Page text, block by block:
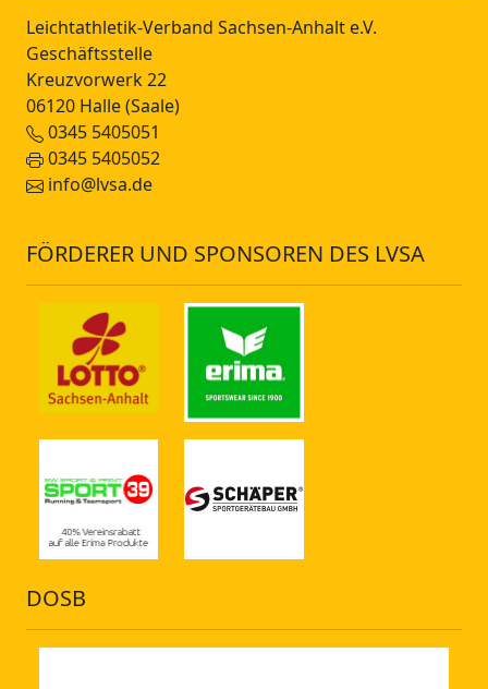
Leichtathletik-Verband Sachsen-Anhalt e.V.
Geschäftsstelle
Kreuzvorwerk 22
06120 Halle (Saale)
0345 5405051
0345 5405052
info@lvsa.de
FÖRDERER UND SPONSOREN DES LVSA
DOSB